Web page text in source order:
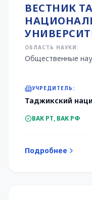
ВЕСТНИК
ОБЛАСТЬ НАУКИ:
Общественные
УЧРЕДИТЕЛЬ:
Таджикский
ВАК РТ, ВАК РФ
Подробнее